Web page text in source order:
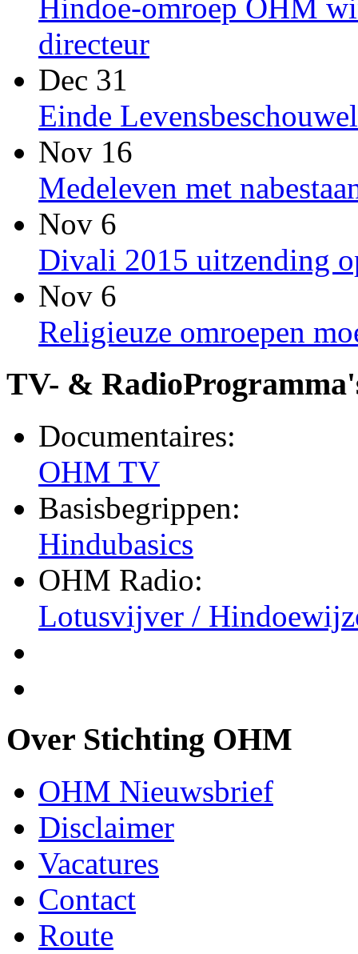
Hindoe-omroep OHM
directeur
Dec 31
Einde
Nov 16
Medeleven met
Nov 6
Divali 2015 uitzending
Nov 6
Religieuze omroepen
TV- &
Documentaires:
OHM TV
Basisbegrippen:
Hindubasics
OHM Radio:
Lotusvijver /
Over Stichting OHM
OHM Nieuwsbrief
Disclaimer
Vacatures
Contact
Route